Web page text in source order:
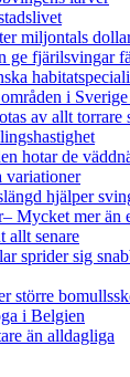
miljontals
ge fjärilsvingar
i
av allt torrare
hotar de
variationer
hjälper
Mycket mer än
allt senare
sprider sig
större
i Belgien
än alldagliga